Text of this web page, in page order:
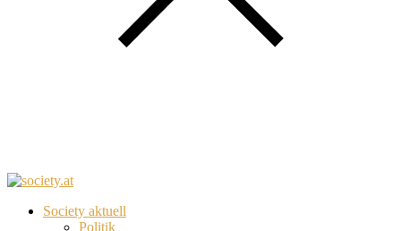
Society aktuell
Politik